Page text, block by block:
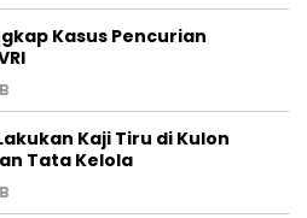
Kasus Pencurian
Kaji Tiru di Kulon
Tata Kelola